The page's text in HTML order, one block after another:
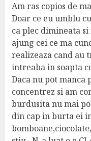
Am ras copios de
Doar ce eu umblu
ca plec dimineata
ajung cei ce ma
realizeaza cand au
intreaba in soapta
Daca nu pot manca
concentrez si am
burdusita nu mai
din cap in burta ei